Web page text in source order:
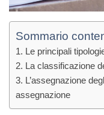
Sommario
Le principali
La classificazione
L’assegnazione
assegnazione